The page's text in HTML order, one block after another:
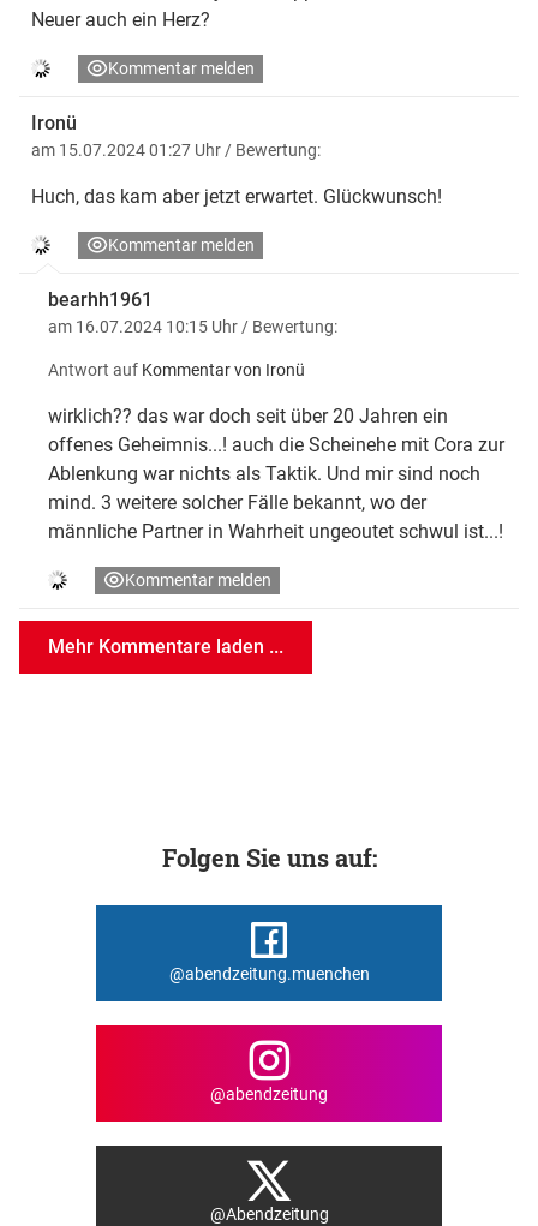
Neuer auch ein Herz?
Kommentar melden
Ironü
am 15.07.2024 01:27 Uhr / Bewertung:
Huch, das kam aber jetzt erwartet. Glückwunsch!
Kommentar melden
bearhh1961
am 16.07.2024 10:15 Uhr / Bewertung:
Antwort auf Kommentar von Ironü
wirklich?? das war doch seit über 20 Jahren ein
offenes Geheimnis...! auch die Scheinehe mit Cora zur
Ablenkung war nichts als Taktik. Und mir sind noch
mind. 3 weitere solcher Fälle bekannt, wo der
männliche Partner in Wahrheit ungeoutet schwul ist...!
Kommentar melden
Mehr Kommentare laden ...
Folgen Sie uns auf:
@abendzeitung.muenchen
@abendzeitung
@Abendzeitung